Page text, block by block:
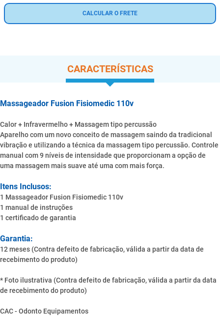
CALCULAR O FRETE
CARACTERÍSTICAS
Massageador Fusion Fisiomedic 110v
Calor + Infravermelho + Massagem tipo percussão
Aparelho com um novo conceito de massagem saindo da tradicional
vibração e utilizando a técnica da massagem tipo percussão. Controle
manual com 9 níveis de intensidade que proporcionam a opção de
uma massagem mais suave até uma com mais força.
Itens Inclusos:
1 Massageador Fusion Fisiomedic 110v
1 manual de instruções
1 certificado de garantia
Garantia:
12 meses (Contra defeito de fabricação, válida a partir da data de
recebimento do produto)
* Foto ilustrativa (Contra defeito de fabricação, válida a partir da data
de recebimento do produto)
CAC - Odonto Equipamentos